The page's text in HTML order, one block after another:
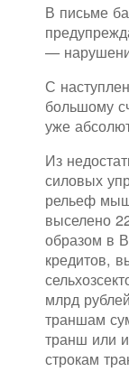
В письме
—
С
большому
уже
Из
силовых
рельеф
выселено
образом в
кредитов,
млрд
траншам
транш или
строкам